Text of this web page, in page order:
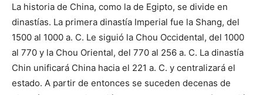
La historia de China, como la de Egipto, se divide en
dinastías. La primera dinastía Imperial fue la Shang, del
1500 al 1000 a. C. Le siguió la Chou Occidental, del 1000
al 770 y la Chou Oriental, del 770 al 256 a. C. La dinastía
Chin unificará China hacia el 221 a. C. y centralizará el
estado. A partir de entonces se suceden decenas de